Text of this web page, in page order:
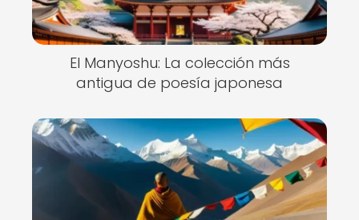
El Manyoshu: La colección más
antigua de poesía japonesa